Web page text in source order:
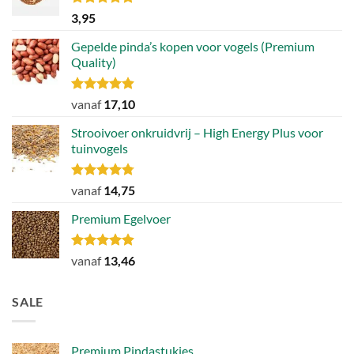
Gewaardeerd
4.79
3,95
Gepelde pinda’s kopen voor vogels (Premium
Quality)
Gewaardeerd
uit 5
vanaf17,10
Strooivoer onkruidvrij – High Energy Plus voor
tuinvogels
Gewaardeerd
uit 5
vanaf14,75
Premium Egelvoer
Gewaardeerd
uit 5
vanaf13,46
SALE
Premium Pindastukjes